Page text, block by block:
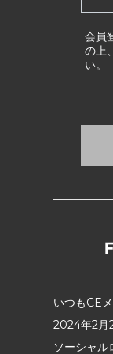
会員
の上
い。
いつもCE
2024年2月
ソーシャ